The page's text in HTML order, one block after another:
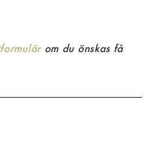
om du önskas få